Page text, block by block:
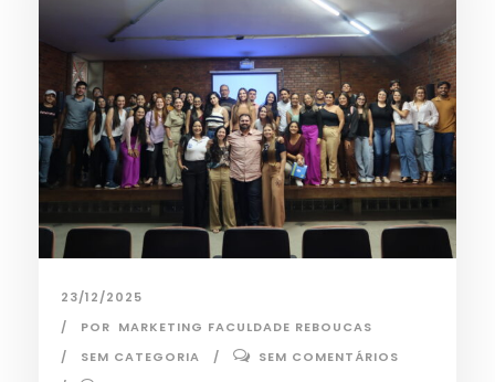
23/12/2025
POR MARKETING FACULDADE REBOUCAS
SEM CATEGORIA
SEM COMENTÁRIOS